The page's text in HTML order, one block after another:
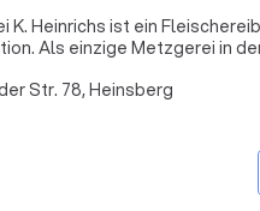
K. Heinrichs ist ein
Als einzige Metzgerei in
Str. 78, Heinsberg